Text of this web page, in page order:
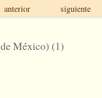
anterior siguiente
México) (1)